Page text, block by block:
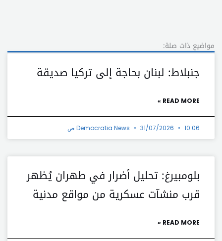
مواضيع ذات صلة:
جنبلاط: لبنان بحاجة إلى تركيا صديقة
READ MORE »
Democratia News 31/07/2026 10:06 ص
بلومبيرغ: تحليل أضرار في طهران يُظهر
قرب منشآت عسكرية من مواقع مدنية
READ MORE »